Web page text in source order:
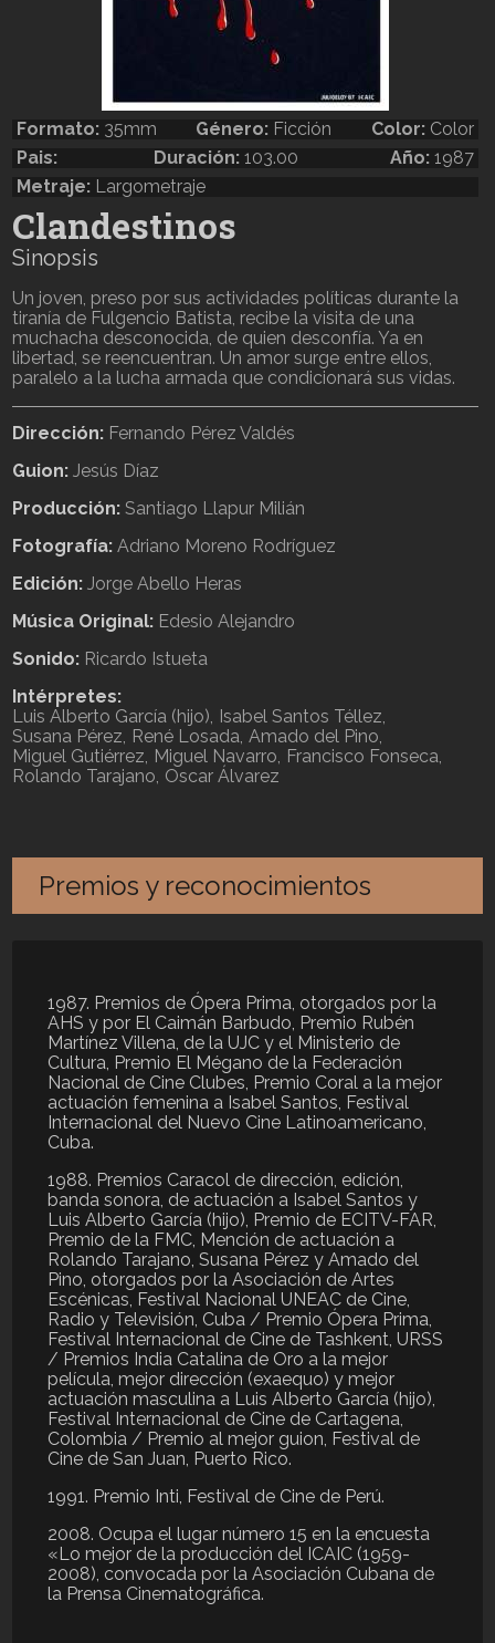
Formato: 35mm Género: Ficción Color: Color
Pais:
Duración: 103.00 Año: 1987
Metraje: Largometraje
Clandestinos
Sinopsis
Un joven, preso por sus actividades políticas durante la
tiranía de Fulgencio Batista, recibe la visita de una
muchacha desconocida, de quien desconfía. Ya en
libertad, se reencuentran. Un amor surge entre ellos,
paralelo a la lucha armada que condicionará sus vidas.
Dirección: Fernando Pérez Valdés
Guion: Jesús Díaz
Producción: Santiago Llapur Milián
Fotografía: Adriano Moreno Rodríguez
Edición: Jorge Abello Heras
Música Original: Edesio Alejandro
Sonido: Ricardo Istueta
Intérpretes:
Luis Alberto García (hijo)
Isabel Santos Téllez
Susana Pérez
René Losada Amado del Pino
Miguel Gutiérrez
Miguel Navarro
Francisco Fonseca
Rolando Tarajano Oscar Álvarez
Premios y reconocimientos
1987. Premios de Ópera Prima, otorgados por la
AHS y por El Caimán Barbudo, Premio Rubén
Martínez Villena, de la UJC y el Ministerio de
Cultura, Premio El Mégano de la Federación
Nacional de Cine Clubes, Premio Coral a la mejor
actuación femenina a Isabel Santos, Festival
Internacional del Nuevo Cine Latinoamericano,
Cuba.
1988. Premios Caracol de dirección, edición,
banda sonora, de actuación a Isabel Santos y
Luis Alberto García (hijo), Premio de ECITV-FAR,
Premio de la FMC, Mención de actuación a
Rolando Tarajano, Susana Pérez y Amado del
Pino, otorgados por la Asociación de Artes
Escénicas, Festival Nacional UNEAC de Cine,
Radio y Televisión, Cuba / Premio Ópera Prima,
Festival Internacional de Cine de Tashkent, URSS
/ Premios India Catalina de Oro a la mejor
película, mejor dirección (exaequo) y mejor
actuación masculina a Luis Alberto García (hijo),
Festival Internacional de Cine de Cartagena,
Colombia / Premio al mejor guion, Festival de
Cine de San Juan, Puerto Rico.
1991. Premio Inti, Festival de Cine de Perú.
2008. Ocupa el lugar número 15 en la encuesta
«Lo mejor de la producción del ICAIC (1959-
2008), convocada por la Asociación Cubana de
la Prensa Cinematográfica.